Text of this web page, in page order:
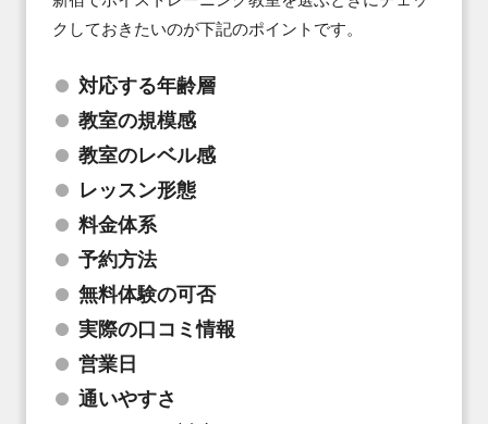
クしておきたいのが下記のポイントです。
対応する年齢層
教室の規模感
教室のレベル感
レッスン形態
料金体系
予約方法
無料体験の可否
実際の口コミ情報
営業日
通いやすさ